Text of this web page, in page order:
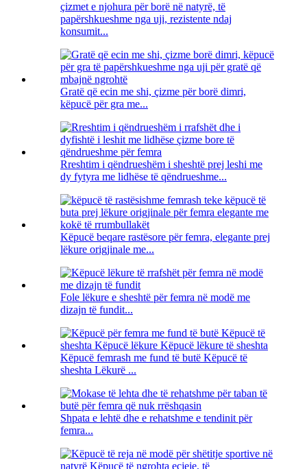
çizmet e njohura për borë në natyrë, të
papërshkueshme nga uji, rezistente ndaj
konsumit...
Gratë që ecin me shi, çizme për borë dimri,
këpucë për gra me...
Rreshtim i qëndrueshëm i sheshtë prej leshi me
dy fytyra me lidhëse të qëndrueshme...
Këpucë beqare rastësore për femra, elegante prej
lëkure origjinale me...
Fole lëkure e sheshtë për femra në modë me
dizajn të fundit...
Këpucë femrash me fund të butë Këpucë të
sheshta Lëkurë ...
Shpata e lehtë dhe e rehatshme e tendinit për
femra...